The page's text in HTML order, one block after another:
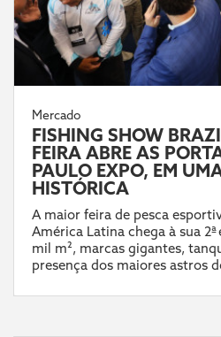
Mercado
FISHING SHOW
FEIRA ABRE AS
PAULO EXPO, EM
HISTÓRICA
A maior feira de pesca
América Latina chega à sua
mil m², marcas gigantes,
presença dos maiores astros